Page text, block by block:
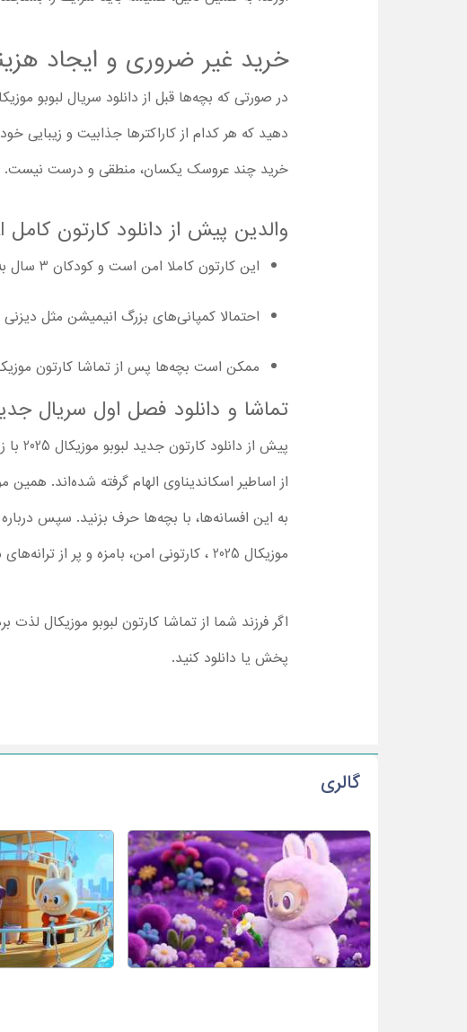
خرید غیر ضروری و ایجاد
در صورتی که بچه‌ها قبل از دانلود سریال لبوبو
دهید که هر کدام از کاراکترها جذابیت و زیبایی
خرید چند عروسک یکسان، منطقی و درست نیست.
والدین پیش از دانلود کارتون کامل Labubu Musical باید موارد مهم زیر را به خاطر بسپارند
این کارتون کاملا امن است و کودکان 3 سال به بالا می‌توانند از اولین اپیزود تا قسمت آخر کارتون لبوبو موزیکال را تماشا کنند.
احتمالا کمپانی‌های بزرگ انیمیشن مثل
ممکن است بچه‌ها پس از تماشا کارتون
تماشا و دانلود فصل اول سریال جدید
پیش
به این افسانه‌ها، با بچه‌ها حرف بزنید. سپس
موزیکال 2025 ، کارتونی امن، بامزه و پر از ترانه‌های شاد برای بچه‌ها است که می‌تواند برای چند دقیقه، کودکان را کاملا سرگرم کند.
اگر فرزند شما از تماشا کارتون لبوبو موزیکال لذت
پخش یا دانلود کنید.
گالری